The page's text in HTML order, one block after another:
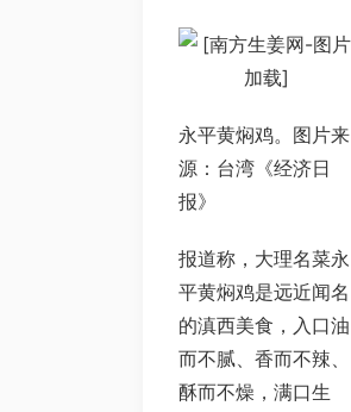
永平黄焖鸡。图片来
源：台湾《经济日
报》
报道称，大理名菜永
平黄焖鸡是远近闻名
的滇西美食，入口油
而不腻、香而不辣、
酥而不燥，满口生